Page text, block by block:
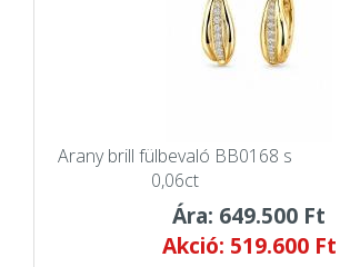
Arany brill fülbevaló BB0168 s
0,06ct
Ára: 649.500 Ft
Akció: 519.600 Ft